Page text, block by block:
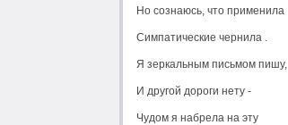
Но сознаюсь, что применила
Симпатические чернила .
Я зеркальным письмом пишу,
И другой дороги нету -
Чудом я набрела на эту